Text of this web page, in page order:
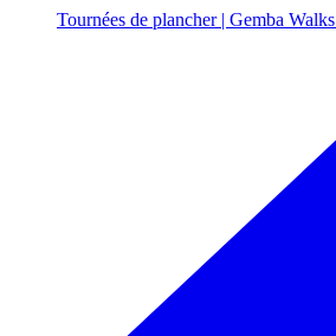
Tournées de plancher | Gemba Walks